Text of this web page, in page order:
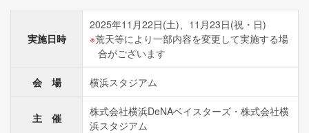
実施日時
2025年11月22日(土)、11月23日(祝・日)
荒天等により一部内容を変更して実施する場
合がございます
会 場 横浜スタジアム
主 催
株式会社横浜DeNAベイスターズ・株式会社横
浜スタジアム